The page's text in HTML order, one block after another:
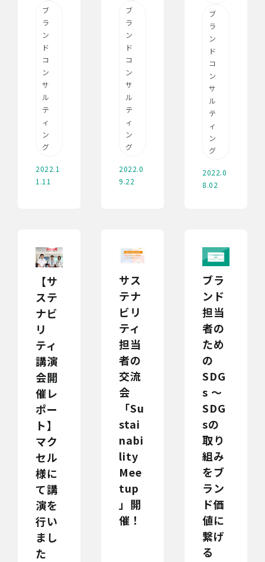
ブ
ラ
ン
ド
コ
ン
サ
ル
テ
ィ
ン
グ
2022.1
1.11
ブ
ラ
ン
ド
コ
ン
サ
ル
テ
ィ
ン
グ
2022.0
9.22
ブ
ラ
ン
ド
コ
ン
サ
ル
テ
ィ
ン
グ
2022.0
8.02
【サ
ステ
ナビ
リ
ティ
講演
会開
催レ
ポー
ト】
マク
セル
様に
て講
演を
行い
まし
た
サス
テナ
ビリ
ティ
担当
者の
交流
会
「Su
stai
nabi
lity
Mee
tup
」開
催！
ブラ
ンド
担当
者の
ため
の
SDG
s ～
SDG
sの
取り
組み
をブ
ラン
ド価
値に
繋げ
る